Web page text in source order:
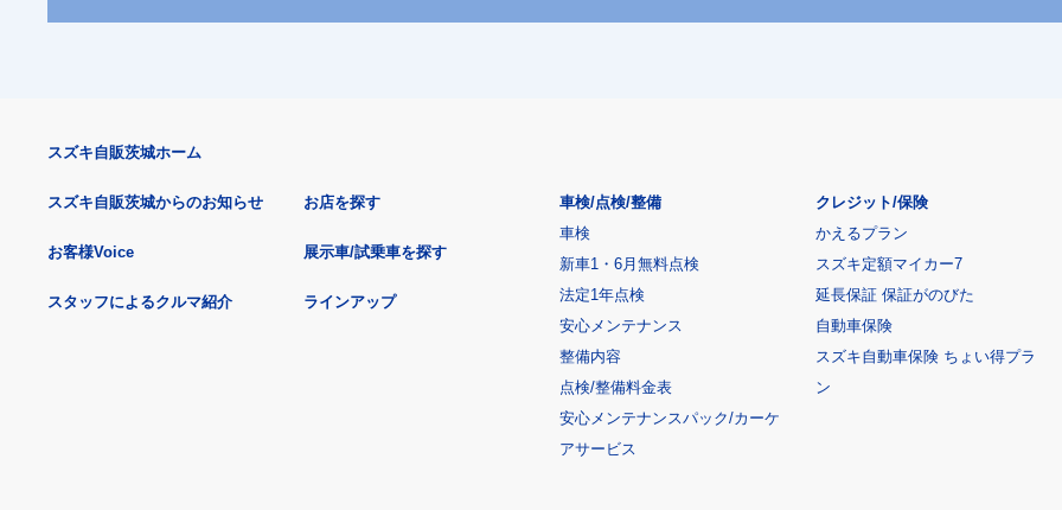
スズキ自販茨城ホーム
スズキ自販茨城からのお知らせ
お客様Voice
スタッフによるクルマ紹介
お店を探す
展示車/試乗車を探す
ラインアップ
車検/点検/整備
車検
新車1・6月無料点検
法定1年点検
安心メンテナンス
整備内容
点検/整備料金表
安心メンテナンスパック/カーケ
アサービス
クレジット/保険
かえるプラン
スズキ定額マイカー7
延長保証 保証がのびた
自動車保険
スズキ自動車保険 ちょい得プラ
ン